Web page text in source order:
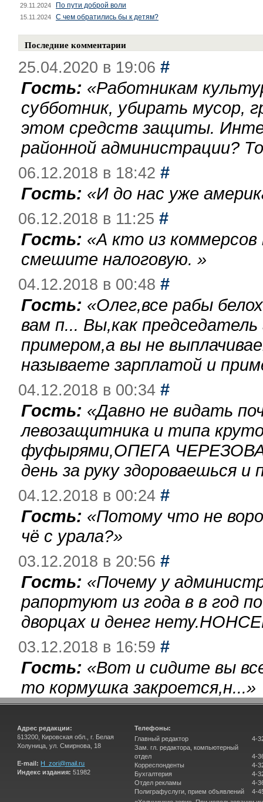
29.11.2024 По пути доброй воли
15.11.2024 С чем обратились бы к детям?
Последние комментарии
25.04.2020 в 19:06 #
Гость: «Работникам
субботник, убирать мусор,
этом средств защиты.
районной администрации?
06.12.2018 в 18:42 #
Гость: «И до нас уже
06.12.2018 в 11:25 #
Гость: «А кто из
смешите налоговую. »
04.12.2018 в 00:48 #
Гость: «Олег,все рабы
вам п... Вы,как
примером,а вы не
называете зарплатой и
04.12.2018 в 00:34 #
Гость: «Давно не видать
левозащитника и типа
фуфырями,ОПЕГА
день за руку здороваешься
04.12.2018 в 00:24 #
Гость: «Потому что не
чё с урала?»
03.12.2018 в 20:56 #
Гость: «Почему у
рапортуют из года в в год
дворцах и денег
03.12.2018 в 16:59 #
Гость: «Вот и сидите вы
то кормушка закроется,н...»
Адрес редакции:
613200, Кировская обл., г. Белая
Холуница, ул. Смирнова, 18
E-mail: H_zori@mail.ru
Индекс издания: 51982
Телефоны:
Главный редактор
Зам. гл. редактора, компьютерный
отдел
Корреспонденты
Бухгалтерия
Отдел рекламы
Полиграфуслуги, прием объявлений
4-
4-
4-
4-
4-
4-